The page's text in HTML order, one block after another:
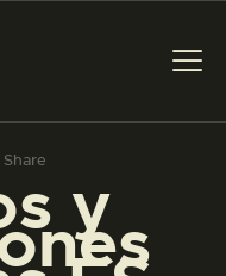
Share
y